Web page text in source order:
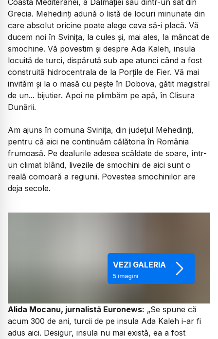
Coasta Mediteranei, a Dalmației sau dintr-un sat din
Grecia. Mehedinți adună o listă de locuri minunate din
care absolut oricine poate alege ceva să-i placă. Vă
ducem noi în Svinița, la cules și, mai ales, la mâncat de
smochine. Vă povestim și despre Ada Kaleh, insula
locuită de turci, dispărută sub ape atunci când a fost
construită hidrocentrala de la Porțile de Fier. Vă mai
invităm și la o masă cu pește în Dobova, gătit magistral
de un... bijutier. Apoi ne plimbăm pe apă, în Clisura
Dunării.
Am ajuns în comuna Svinița, din județul Mehedinți,
pentru că aici ne continuăm călătoria în România
frumoasă. Pe dealurile adesea scăldate de soare, într-
un climat blând, livezile de smochini de aici sunt o
reală comoară a regiunii. Povestea smochinilor are
deja secole.
VEZI GALERIA
5imagini
Alida Mocanu, jurnalistă Euronews: „Se spune că
acum 300 de ani, turcii de pe insula Ada Kaleh i-ar fi
adus aici. Desigur, insula nu mai există, ea a fost